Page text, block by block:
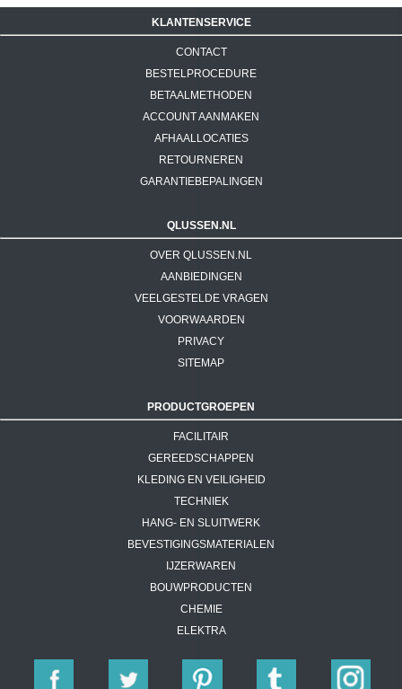
KLANTENSERVICE
CONTACT
BESTELPROCEDURE
BETAALMETHODEN
ACCOUNT AANMAKEN
AFHAALLOCATIES
RETOURNEREN
GARANTIEBEPALINGEN
QLUSSEN.NL
OVER QLUSSEN.NL
AANBIEDINGEN
VEELGESTELDE VRAGEN
VOORWAARDEN
PRIVACY
SITEMAP
PRODUCTGROEPEN
FACILITAIR
GEREEDSCHAPPEN
KLEDING EN VEILIGHEID
TECHNIEK
HANG- EN SLUITWERK
BEVESTIGINGSMATERIALEN
IJZERWAREN
BOUWPRODUCTEN
CHEMIE
ELEKTRA